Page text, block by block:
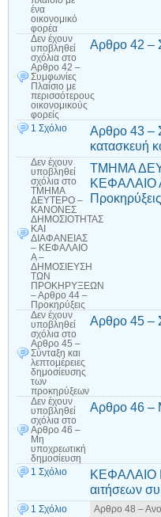
ένα
οικονομικό
φορέα
Δεν έχουν
υποβληθεί
σχόλια στο
Αρθρο 42 –
Συμφωνίες
Πλαίσιο με
περισσότερους
οικονομικούς
φορείς
Αρθρο 42 –
1 Σχόλιο
Αρθρο 43 –
κατασκευή
Δεν έχουν
υποβληθεί
σχόλια στο
ΤΜΗΜΑ
ΔΕΥΤΕΡΟ –
ΚΑΝΟΝΕΣ
ΔΗΜΟΣΙΟΤΗΤΑΣ
ΚΑΙ
ΔΙΑΦΑΝΕΙΑΣ
– ΚΕΦΑΛΑΙΟ
Α –
ΔΗΜΟΣΙΕΥΣΗ
ΤΩΝ
ΠΡΟΚΗΡΥΞΕΩΝ
– Αρθρο 44 –
Προκηρύξεις
ΤΜΗΜΑ
ΚΕΦΑΛΑΙΟ
Προκηρύξεις
Δεν έχουν
υποβληθεί
σχόλια στο
Αρθρο 45 –
Σύνταξη και
λεπτομέρειες
δημοσίευσης
των
προκηρύξεων
Αρθρο 45 –
Δεν έχουν
υποβληθεί
σχόλια στο
Αρθρο 46 –
Μη
υποχρεωτική
δημοσίευση
Αρθρο 46 –
1 Σχόλιο
ΚΕΦΑΛΑΙΟ
αιτήσεων
1 Σχόλιο
Αρθρο 48 –